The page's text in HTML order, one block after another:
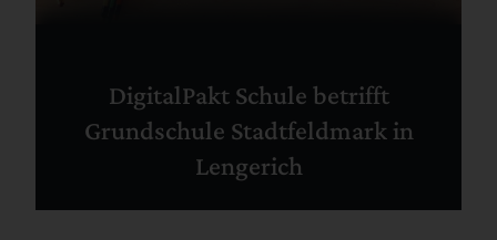
DigitalPakt Schule betrifft
Grundschule Stadtfeldmark in
Lengerich